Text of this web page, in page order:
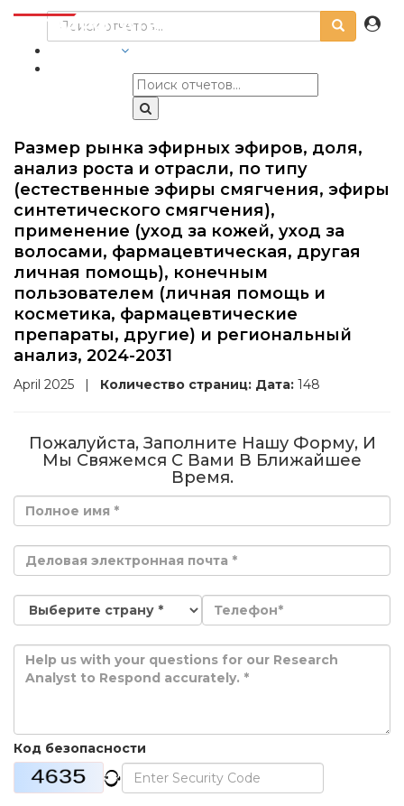
Размер рынка эфирных эфиров, доля,
анализ роста и отрасли, по типу
(естественные эфиры смягчения, эфиры
синтетического смягчения),
применение (уход за кожей, уход за
волосами, фармацевтическая, другая
личная помощь), конечным
пользователем (личная помощь и
косметика, фармацевтические
препараты, другие) и региональный
анализ, 2024-2031
April 2025 | Количество страниц: Дата: 148
Пожалуйста, Заполните Нашу Форму, И
Мы Свяжемся С Вами В Ближайшее
Время.
Код безопасности